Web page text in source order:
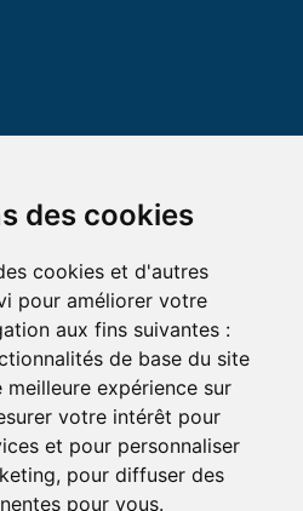
des cookies
cookies et d'autres
pour améliorer votre
aux fins suivantes :
de base du site
expérience sur
votre intérêt pour
et pour personnaliser
, pour diffuser des
pour vous.
reproduction est interdite
Conditions générales de services
pour les professionnels
abonnés au service Green Opinion